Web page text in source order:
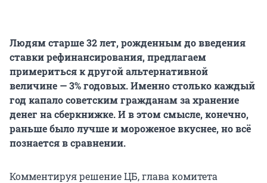
Людям старше 32 лет, рожденным до введения
ставки рефинансирования, предлагаем
примериться к другой альтернативной
величине — 3% годовых. Именно столько каждый
год капало советским гражданам за хранение
денег на сберкнижке. И в этом смысле, конечно,
раньше было лучше и мороженое вкуснее, но всё
познается в сравнении.
Комментируя решение ЦБ, глава комитета